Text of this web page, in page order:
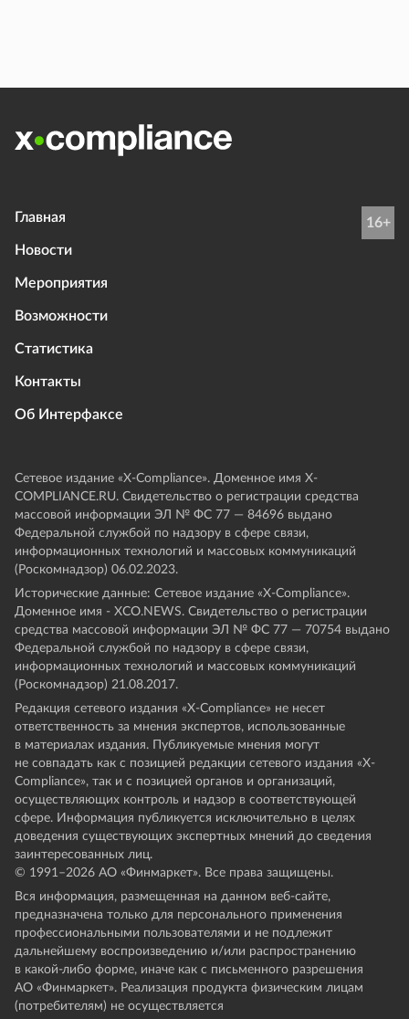
Главная
Новости
Мероприятия
Возможности
Статистика
Контакты
Об Интерфаксе
16+
Сетевое издание «Х-Compliance». Доменное имя X-
COMPLIANCE.RU. Свидетельство о регистрации средства
массовой информации ЭЛ № ФС 77 — 84696 выдано
Федеральной службой по надзору в сфере связи,
информационных технологий и массовых коммуникаций
(Роскомнадзор) 06.02.2023.
Исторические данные: Сетевое издание «Х-Compliance».
Доменное имя - XCO.NEWS. Свидетельство о регистрации
средства массовой информации ЭЛ № ФС 77 — 70754 выдано
Федеральной службой по надзору в сфере связи,
информационных технологий и массовых коммуникаций
(Роскомнадзор) 21.08.2017.
Редакция сетевого издания «X-Compliance» не несет
ответственность за мнения экспертов, использованные
в материалах издания. Публикуемые мнения могут
не совпадать как с позицией редакции сетевого издания «X-
Compliance», так и с позицией органов и организаций,
осуществляющих контроль и надзор в соответствующей
сфере. Информация публикуется исключительно в целях
доведения существующих экспертных мнений до сведения
заинтересованных лиц.
© 1991–2026 АО «Финмаркет». Все права защищены.
Вся информация, размещенная на данном веб-сайте,
предназначена только для персонального применения
профессиональными пользователями и не подлежит
дальнейшему воспроизведению и/или распространению
в какой-либо форме, иначе как с письменного разрешения
АО «Финмаркет». Реализация продукта физическим лицам
(потребителям) не осуществляется